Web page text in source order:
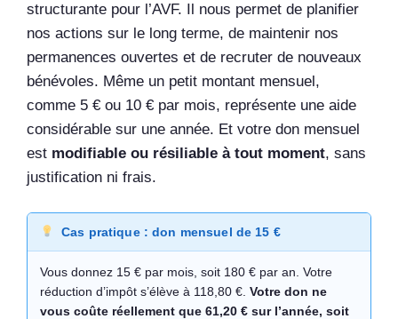
structurante pour l’AVF. Il nous permet de planifier
nos actions sur le long terme, de maintenir nos
permanences ouvertes et de recruter de nouveaux
bénévoles. Même un petit montant mensuel,
comme 5 € ou 10 € par mois, représente une aide
considérable sur une année. Et votre don mensuel
est modifiable ou résiliable à tout moment, sans
justification ni frais.
Cas pratique : don mensuel de 15 €
Vous donnez 15 € par mois, soit 180 € par an. Votre
réduction d’impôt s’élève à 118,80 €. Votre don ne
vous coûte réellement que 61,20 € sur l’année, soit